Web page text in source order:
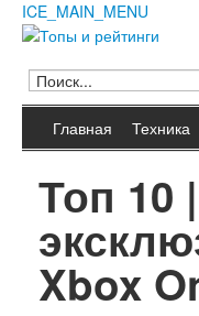
ICE_MAIN_MENU
Главная
Фильмы
Сериалы
Мультфильмы
Музыка
Мода и стиль
Животные
Растения
Космос
Человек
Архитектура
Главная Техника
Топ 10
Xbox